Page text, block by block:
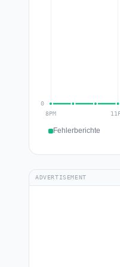
Fehlerberichte
ADVERTISEMENT